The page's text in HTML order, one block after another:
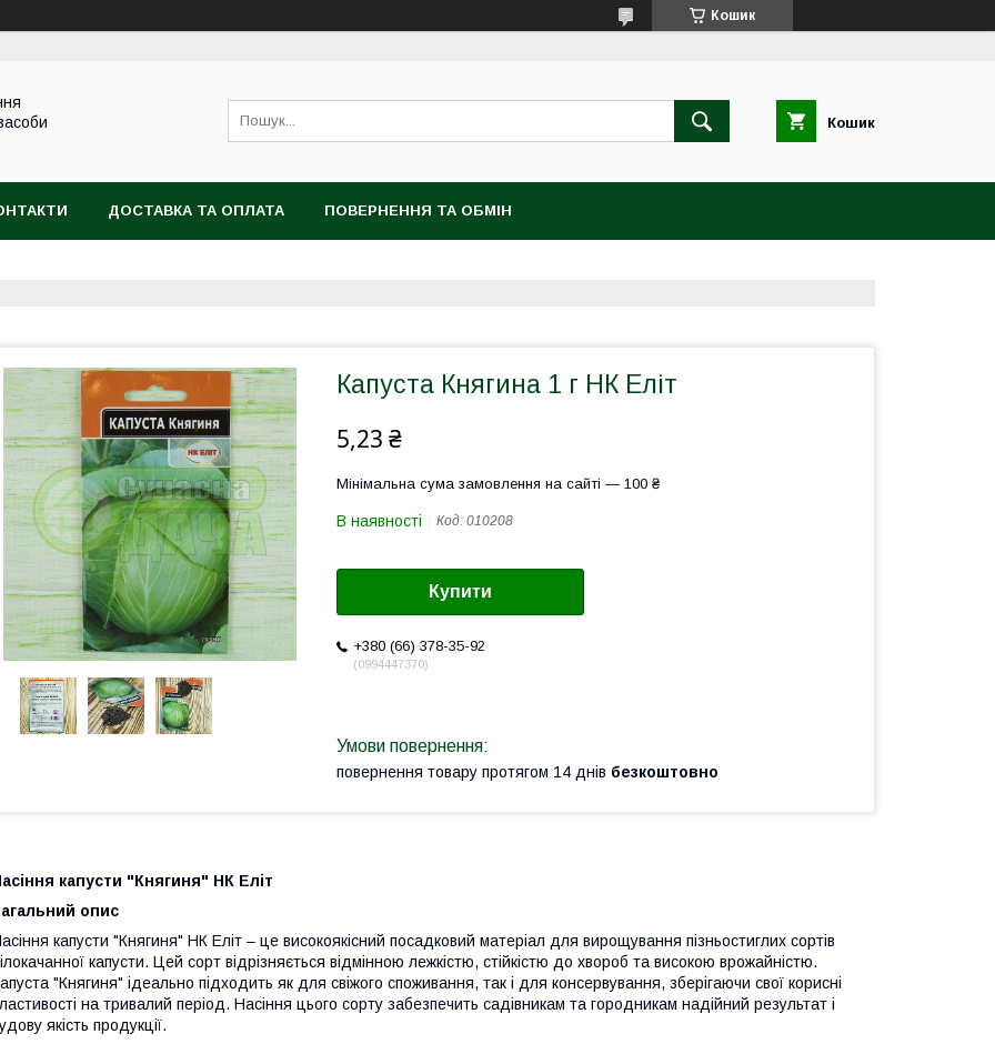
Кошик
Кошик
ДОСТАВКА ТА ОПЛАТА ПОВЕРНЕННЯ ТА ОБМІН
Капуста Княгина 1 г НК Еліт
5,23 ₴
Мінімальна сума замовлення на сайті — 100 ₴
В наявності Код: 010208
Купити
+380 (66) 378-35-92
0994447370
повернення товару протягом 14 днів безкоштовно
капусти "Княгиня" НК Еліт
опис
капусти "Княгиня" НК Еліт – це високоякісний посадковий матеріал для вирощування пізньостиглих сортів
капусти. Цей сорт відрізняється відмінною лежкістю, стійкістю до хвороб та високою врожайністю.
"Княгиня" ідеально підходить як для свіжого споживання, так і для консервування, зберігаючи свої корисні
на тривалий період. Насіння цього сорту забезпечить садівникам та городникам надійний результат і
якість продукції.